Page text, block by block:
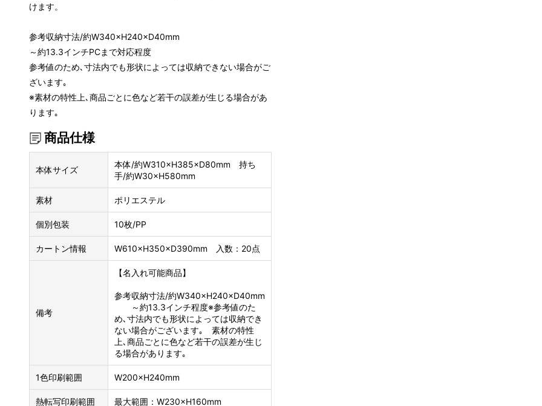
けます。
参考収納寸法/約W340×H240×D40mm
～約13.3インチPCまで対応程度
参考値のため､寸法内でも形状によっては収納できない場合がご
ざいます｡
※素材の特性上､商品ごとに色など若干の誤差が生じる場合があ
ります｡
商品仕様
本体サイズ
本体/約W310×H385×D80mm 持ち
手/約W30×H580mm
素材 ポリエステル
個別包装 10枚/PP
カートン情報 W610×H350×D390mm 入数：20点
備考
【名入れ可能商品】
参考収納寸法/約W340×H240×D40mm
～約13.3インチ程度※参考値のた
め､寸法内でも形状によっては収納でき
ない場合がございます｡ 素材の特性
上､商品ごとに色など若干の誤差が生じ
る場合があります｡
1色印刷範囲 W200×H240mm
熱転写印刷範囲 最大範囲：W230×H160mm